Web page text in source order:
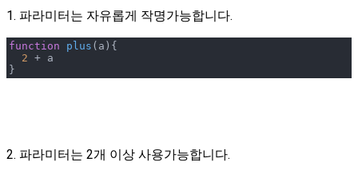
1. 파라미터는 자유롭게 작명가능합니다.
function plus ( a ) {
2 + a
}
2. 파라미터는 2개 이상 사용가능합니다.